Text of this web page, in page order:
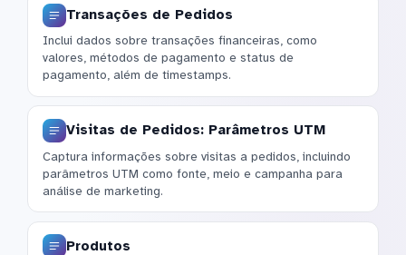
Transações de Pedidos
Inclui dados sobre transações financeiras, como
valores, métodos de pagamento e status de
pagamento, além de timestamps.
Visitas de Pedidos: Parâmetros UTM
Captura informações sobre visitas a pedidos, incluindo
parâmetros UTM como fonte, meio e campanha para
análise de marketing.
Produtos